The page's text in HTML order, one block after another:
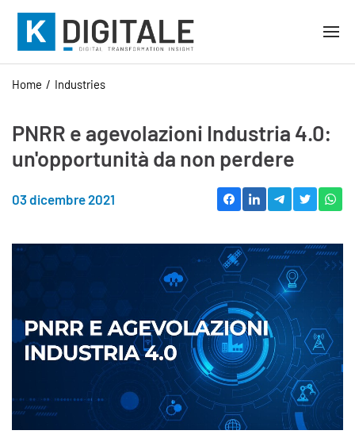
Home Industries
PNRR e agevolazioni Industria 4.0:
un'opportunità da non perdere
03 dicembre 2021